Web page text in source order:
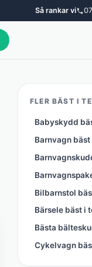
Så rankar vi
FLER BÄST I
Babyskydd
Barnvagn
Bilbarnstol
Bärsele bäst i
Bästa
Cykelvagn